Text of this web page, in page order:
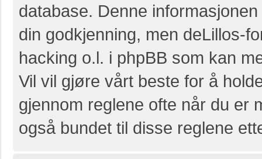
database. Denne
din godkjenning, men deLillos-
hacking o.l. i phpBB som kan
Vil vil gjøre vårt beste for å
gjennom reglene ofte når du er
også bundet til disse reglene